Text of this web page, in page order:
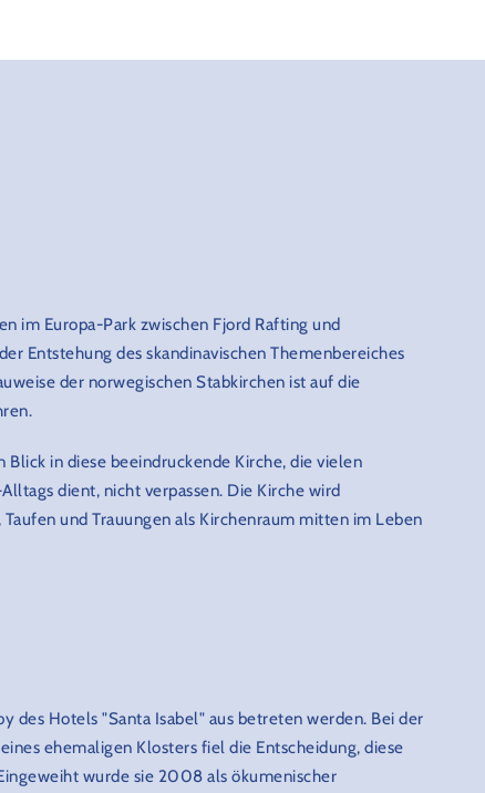
im Europa-Park zwischen Fjord Rafting und
Entstehung des skandinavischen Themenbereiches
der norwegischen Stabkirchen ist auf die
in diese beeindruckende Kirche, die vielen
dient, nicht verpassen. Die Kirche wird
und Trauungen als Kirchenraum mitten im Leben
des Hotels "Santa Isabel" aus betreten werden. Bei der
ehemaligen Klosters fiel die Entscheidung, diese
wurde sie 2008 als ökumenischer